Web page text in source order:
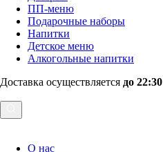
ПП-меню
Подарочные наборы
Напитки
Детское меню
Алкогольные напитки
Доставка осуществляется до 22:30
О нас